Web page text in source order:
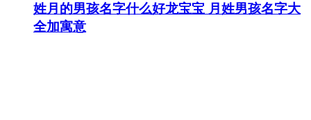
姓月的男孩名字什么好龙宝宝 月姓男孩名字大
全加寓意